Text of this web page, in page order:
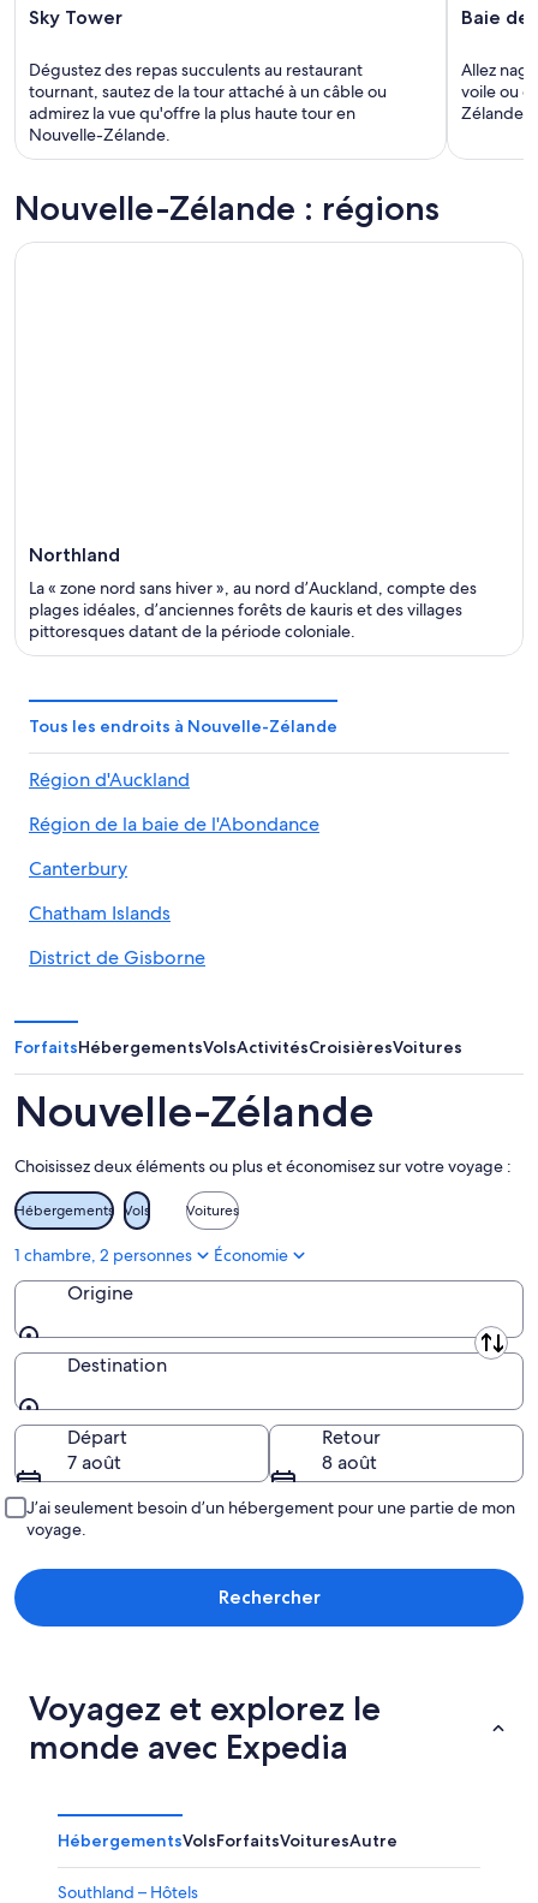
Sky Tower
Dégustez des repas succulents au restaurant
tournant, sautez de la tour attaché à un câble ou
admirez la vue qu'offre la plus haute tour en
Nouvelle-Zélande.
Baie
Allez
voile ou
Zélande
Nouvelle-Zélande : régions
Northland
La « zone nord sans hiver », au nord d’Auckland, compte des
plages idéales, d’anciennes forêts de kauris et des villages
pittoresques datant de la période coloniale.
Tous les endroits à Nouvelle-Zélande
Région d'Auckland
Région de la baie de l'Abondance
Canterbury
Chatham Islands
District de Gisborne
Région de la baie de Hawke
Région de Manawatū-Whanganui
Marlborough
Northland
Otago
Southland
Tasman
Waikato
Côte ouest
ForfaitsHébergementsVolsActivitésCroisièresVoitures
Nouvelle-Zélande
Choisissez deux éléments ou plus et économisez sur votre voyage :
Hébergements Vols Voitures
1 chambre, 2 personnes Économie
Origine
Origine
Destination
Destination
Départ
7 août
Retour
8 août
J’ai seulement besoin d’un hébergement pour une partie de mon
voyage.
Rechercher
Voyagez et explorez le
monde avec Expedia
HébergementsVolsForfaitsVoituresAutre
Southland – Hôtels